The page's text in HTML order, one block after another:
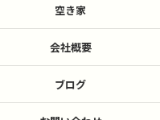
空き家
会社概要
ブログ